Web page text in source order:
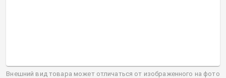
Внешний вид товара может отличаться от изображенного на фото